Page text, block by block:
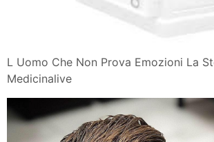
L Uomo Che Non Prova Emozioni La
Medicinalive